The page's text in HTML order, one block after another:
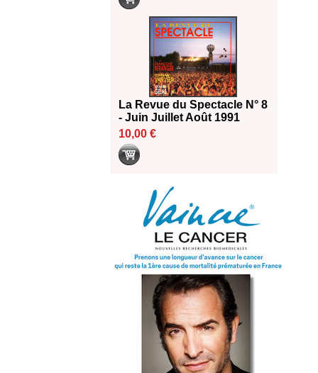
La Revue du Spectacle N° 8
- Juin Juillet Août 1991
10,00 €